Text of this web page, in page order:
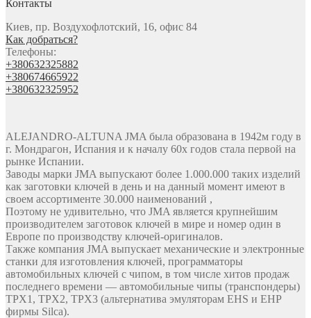
Контакты
Киев, пр. Воздухофлотский, 16, офис 84
Как добраться?
Телефоны:
+380632325882
+380674665922
+380632325952
ALEJANDRO-ALTUNA JMA была образована в 1942м году в
г. Мондрагон, Испания и к началу 60х годов стала первой на
рынке Испании.
Заводы марки JMA выпускают более 1.000.000 таких изделий
как заготовки ключей в день и на данный момент имеют в
своем ассортименте 30.000 наименований ,
Поэтому не удивительно, что JMA является крупнейшим
производителем заготовок ключей в мире и номер один в
Европе по производству ключей-оригиналов.
Также компания JMA выпускает механические и электронные
станки для изготовления ключей, программаторы
автомобильных ключей с чипом, в том числе хитов продаж
последнего времени — автомобильные чипы (транспондеры)
TPX1, TPX2, TPX3 (альтернатива эмуляторам EHS и EHP
фирмы Silca).